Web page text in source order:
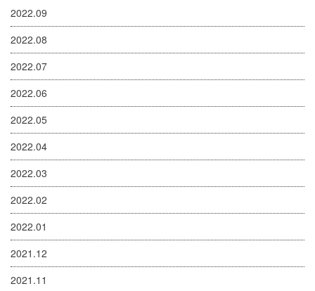
2022.09
2022.08
2022.07
2022.06
2022.05
2022.04
2022.03
2022.02
2022.01
2021.12
2021.11